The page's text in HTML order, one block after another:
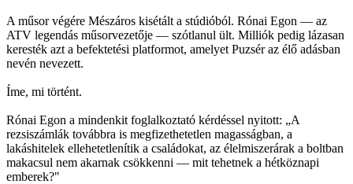
A műsor végére Mészáros kisétált a stúdióból. Rónai Egon — az
ATV legendás műsorvezetője — szótlanul ült. Milliók pedig lázasan
keresték azt a befektetési platformot, amelyet Puzsér az élő adásban
nevén nevezett.
Íme, mi történt.
Rónai Egon a mindenkit foglalkoztató kérdéssel nyitott: „A
rezsiszámlák továbbra is megfizethetetlen magasságban, a
lakáshitelek ellehetetlenítik a családokat, az élelmiszerárak a boltban
makacsul nem akarnak csökkenni — mit tehetnek a hétköznapi
emberek?"